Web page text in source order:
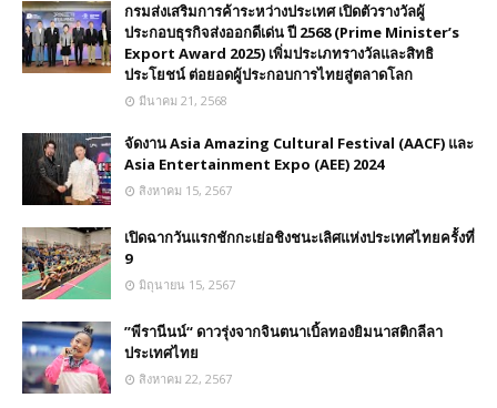
กรมส่งเสริมการค้าระหว่างประเทศ เปิดตัวรางวัลผู้
ประกอบธุรกิจส่งออกดีเด่น ปี 2568 (Prime Minister’s
Export Award 2025) เพิ่มประเภทรางวัลและสิทธิ
ประโยชน์ ต่อยอดผู้ประกอบการไทยสู่ตลาดโลก
มีนาคม 21, 2568
จัดงาน Asia Amazing Cultural Festival (AACF) และ
Asia Entertainment Expo (AEE) 2024
สิงหาคม 15, 2567
เปิดฉากวันแรกชักกะเย่อชิงชนะเลิศแห่งประเทศไทยครั้งที่
9
มิถุนายน 15, 2567
”พีรานีนน์“​ ดาวรุ่งจากจินตนาเบิ้ลทองยิมนาสติกลีลา
ประเทศไทย
สิงหาคม 22, 2567